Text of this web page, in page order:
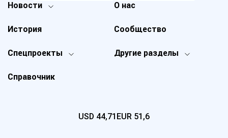
Новости
Спецпроекты Другие разделы
История
О нас
Справочник
Сообщество
USD 44,71 EUR 51,6